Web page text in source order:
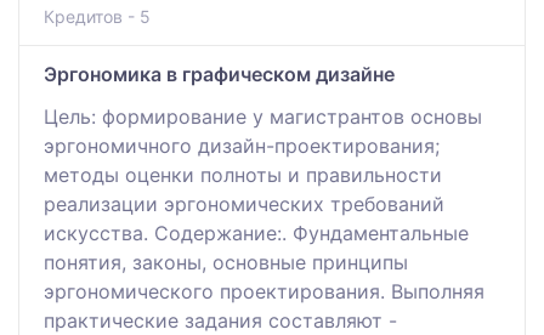
Кредитов - 5
Эргономика в графическом дизайне
Цель: формирование у магистрантов основы
эргономичного дизайн-проектирования;
методы оценки полноты и правильности
реализации эргономических требований
искусства. Содержание:. Фундаментальные
понятия, законы, основные принципы
эргономического проектирования. Выполняя
практические задания составляют -